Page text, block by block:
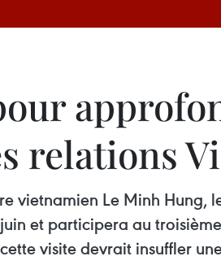
relations
vietnamien Le Minh
et participera au
visite devrait insuffler